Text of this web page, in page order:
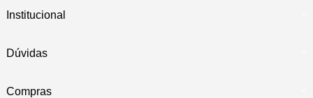
Institucional
Dúvidas
Compras